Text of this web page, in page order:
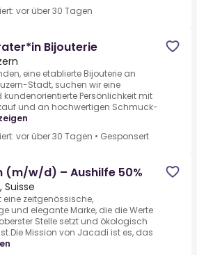
vor über 30 Tagen
Bijouterie
eine etablierte Bijouterie an
Stadt, suchen wir eine
Persönlichkeit mit
und an hochwertigen Schmuck-
vor über 30 Tagen • Gesponsert
(m/w/d) – Aushilfe 50%
Suisse
zeitgenössische,
und elegante Marke, die die Werte
Stelle setzt und ökologisch
Mission von Jacadi ist es, das